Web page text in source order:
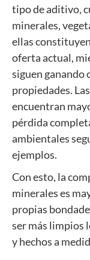
tipo de aditivo,
minerales,
ellas
oferta actual,
siguen ganando
propiedades.
encuentran
pérdida
ambientales
ejemplos.
Con esto, la
minerales es
propias
ser más limpios
y hechos a